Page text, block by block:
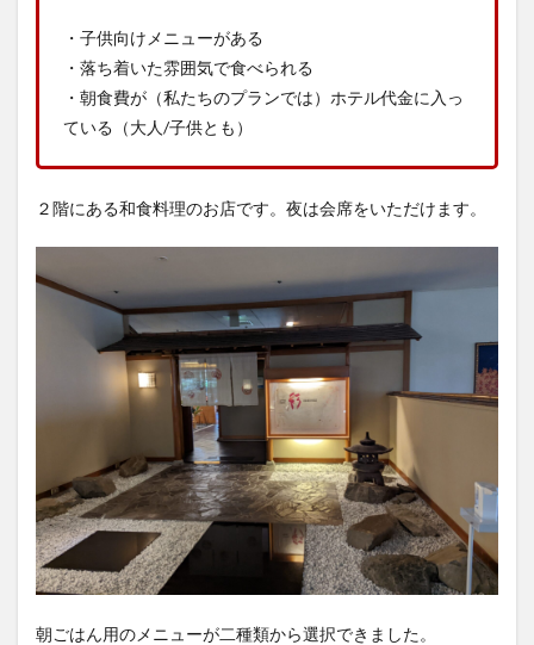
・子供向けメニューがある
・落ち着いた雰囲気で食べられる
・朝食費が（私たちのプランでは）ホテル代金に入っ
ている（大人/子供とも）
２階にある和食料理のお店です。夜は会席をいただけます。
朝ごはん用のメニューが二種類から選択できました。